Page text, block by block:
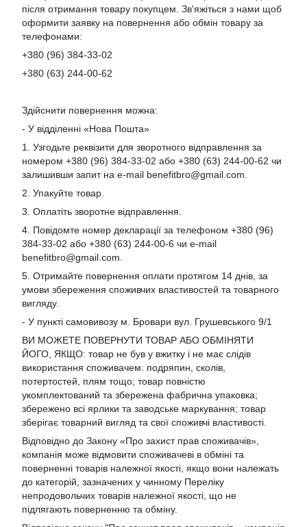
після отримання товару покупцем. Зв'яжіться з нами щоб
оформити заявку на повернення або обмін товару за
телефонами:
+380 (96) 384-33-02
+380 (63) 244-00-62
Здійснити повернення можна:
- У відділенні «Нова Пошта»
1. Узгодьте реквізити для зворотного відправлення за
номером +380 (96) 384-33-02 або +380 (63) 244-00-62 чи
залишивши запит на e-mail benefitbro@gmail.com
2. Упакуйте товар.
3. Оплатіть зворотне відправлення.
4. Повідомте номер декларації за телефоном +380 (96)
384-33-02 або +380 (63) 244-00-6 чи e-mail
benefitbro@gmail.com
5. Отримайте повернення оплати протягом 14 днів, за
умови збереження споживчих властивостей та товарного
вигляду.
- У пункті самовивозу м. Бровари вул. Грушевського 9/1
ВИ МОЖЕТЕ ПОВЕРНУТИ ТОВАР АБО ОБМІНЯТИ
ЙОГО, ЯКЩО: товар не був у вжитку і не має слідів
використання споживачем: подряпин, сколів,
потертостей, плям тощо; товар повністю
укомплектований та збережена фабрична упаковка;
збережено всі ярлики та заводське маркування; товар
зберігає товарний вигляд та свої споживчі властивості.
Відповідно до Закону «Про захист прав споживачів»,
компанія може відмовити споживачеві в обміні та
поверненні товарів належної якості, якщо вони належать
до категорій, зазначених у чинному Переліку
непродовольчих товарів належної якості, що не
підлягають поверненню та обміну.